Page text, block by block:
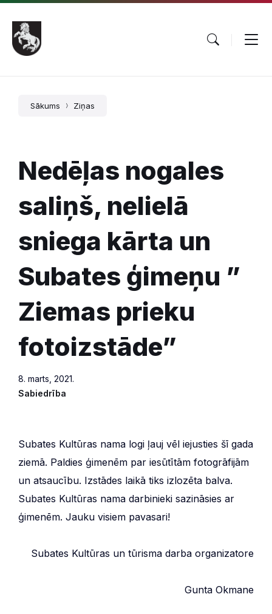
Pāriet
saturu
Skip
main
navigation
Skip
footer
Sākums Ziņas
Nedēļas nogales
saliņš, nelielā
sniega kārta un
Subates ģimeņu ”
Ziemas prieku
fotoizstāde”
8. marts, 2021.
Sabiedrība
Subates Kultūras nama logi ļauj vēl iejusties šī gada
ziemā. Paldies ģimenēm par iesūtītām fotogrāfijām
un atsaucību. Izstādes laikā tiks izlozēta balva.
Subates Kultūras nama darbinieki sazināsies ar
ģimenēm. Jauku visiem pavasari!
Subates Kultūras un tūrisma darba organizatore
Gunta Okmane